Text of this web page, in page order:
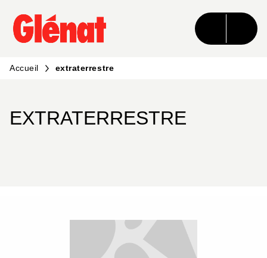
MENU RECHERCHE CONTENU
PIED DE PAGE
Accueil extraterrestre
EXTRATERRESTRE